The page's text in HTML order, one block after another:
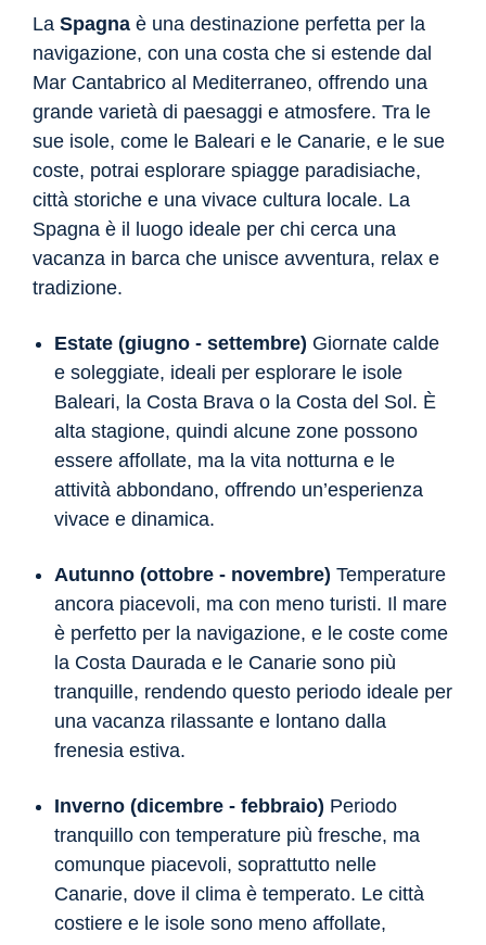
La Spagnaè una destinazione perfetta per la
navigazione, con una costa che si estende dal
Mar Cantabrico al Mediterraneo, offrendo una
grande varietà di paesaggi e atmosfere. Tra le
sue isole, come le Baleari e le Canarie, e le sue
coste, potrai esplorare spiagge paradisiache,
città storiche e una vivace cultura locale. La
Spagna è il luogo ideale per chi cerca una
vacanza in barca che unisce avventura, relax e
tradizione.
Estate (giugno - settembre) Giornate calde
e soleggiate, ideali per esplorare le isole
Baleari, la Costa Brava o la Costa del Sol. È
alta stagione, quindi alcune zone possono
essere affollate, ma la vita notturna e le
attività abbondano, offrendo un’esperienza
vivace e dinamica.
Autunno (ottobre - novembre) Temperature
ancora piacevoli, ma con meno turisti. Il mare
è perfetto per la navigazione, e le coste come
la Costa Daurada e le Canarie sono più
tranquille, rendendo questo periodo ideale per
una vacanza rilassante e lontano dalla
frenesia estiva.
Inverno (dicembre - febbraio) Periodo
tranquillo con temperature più fresche, ma
comunque piacevoli, soprattutto nelle
Canarie, dove il clima è temperato. Le città
costiere e le isole sono meno affollate,